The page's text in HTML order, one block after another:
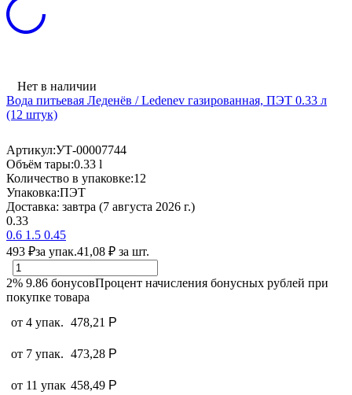
Нет в наличии
Вода питьевая Леденёв / Ledenev газированная, ПЭТ 0.33 л
(12 штук)
Артикул:УТ-00007744
Объём тары:0.33 l
Количество в упаковке:12
Упаковка:ПЭТ
Доставка: завтра (7 августа 2026 г.)
0.33
0.6 1.5 0.45
493 ₽за упак.41,08 ₽ за шт.
2% 9.86 бонусовПроцент начисления бонусных рублей при
покупке товара
от 4 упак. 478,21 Р
от 7 упак. 473,28 Р
от 11 упак 458,49 Р